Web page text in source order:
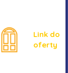
Link do
oferty